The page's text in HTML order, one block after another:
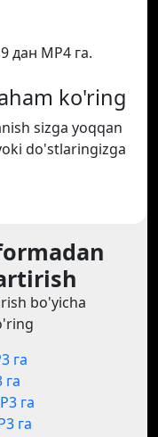
дан MP4 га.
ko'ring
sizga yoqqan
do'stlaringizga
bo'yicha
га
га
га
га